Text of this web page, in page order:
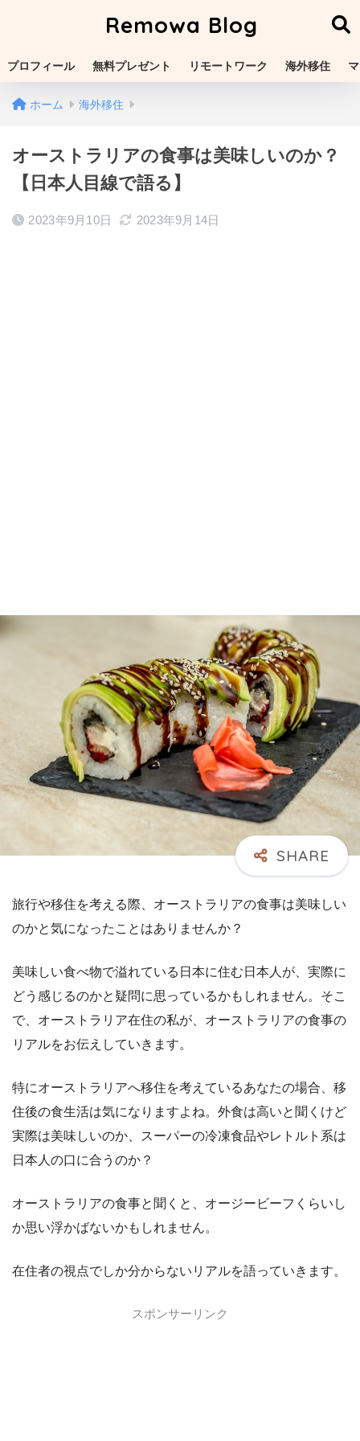
Remowa Blog
プロフィール 無料プレゼント リモートワーク 海外移住
ホーム 海外移住
オーストラリアの食事は美味しいのか？
【日本人目線で語る】
2023年9月10日 2023年9月14日
旅行や移住を考える際、オーストラリアの食事は美味しい
のかと気になったことはありませんか？
美味しい食べ物で溢れている日本に住む日本人が、実際に
どう感じるのかと疑問に思っているかもしれません。そこ
で、オーストラリア在住の私が、オーストラリアの食事の
リアルをお伝えしていきます。
特にオーストラリアへ移住を考えているあなたの場合、移
住後の食生活は気になりますよね。外食は高いと聞くけど
実際は美味しいのか、スーパーの冷凍食品やレトルト系は
日本人の口に合うのか？
オーストラリアの食事と聞くと、オージービーフくらいし
か思い浮かばないかもしれません。
在住者の視点でしか分からないリアルを語っていきます。
スポンサーリンク